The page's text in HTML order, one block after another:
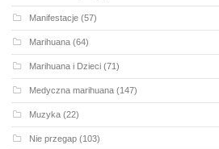
Manifestacje (57)
Marihuana (64)
Marihuana i Dzieci (71)
Medyczna marihuana (147)
Muzyka (22)
Nie przegap (103)